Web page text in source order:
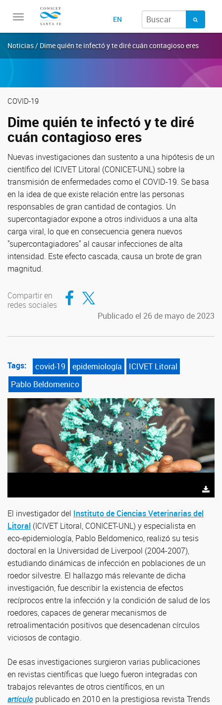
Toggle
EN
Noticias / Dime quién te infectó y te diré cuán contagioso eres
COVID-19
Dime quién te infectó y te diré
cuán contagioso eres
Nuevas investigaciones dan sustento a una hipótesis de un
científico del ICIVET Litoral (CONICET-UNL) sobre la
transmisión de enfermedades como el COVID-19. Se basa
en la idea de que existe relación entre las personas
responsables de gran cantidad de contagios. Un
supercontagiador expone a otros individuos a una alta
carga viral, lo que en consecuencia genera nuevos
"supercontagiadores" al causar infecciones de alta
intensidad. Este efecto cascada, causa un brote de gran
magnitud.
Compartir en
redes sociales
Compartir en Facebook
Compartir en Twitter
Publicado el 26 de mayo de 2023
Tags: covid-19 epidemiología
ICIVET Litoral
Pablo Beldomenico
El investigador del Instituto de Ciencias Veterinarias del
Litoral (ICIVET Litoral, CONICET-UNL) y especialista en
eco-epidemiología, Pablo Beldomenico, realizó su tesis
doctoral en la Universidad de Liverpool (2004-2007),
estudiando dinámicas de infección en poblaciones de un
roedor silvestre. El hallazgo más relevante de dicha
investigación, fue describir la existencia de efectos
recíprocos entre la infección y la condición de salud de los
roedores, capaces de generar mecanismos de
retroalimentación positivos que desencadenan círculos
viciosos de contagio.
De esas investigaciones surgieron varias publicaciones
en revistas científicas que luego fueron integradas con
trabajos relevantes de otros científicos, en un
artículo publicado en 2010 en la prestigiosa revista Trends